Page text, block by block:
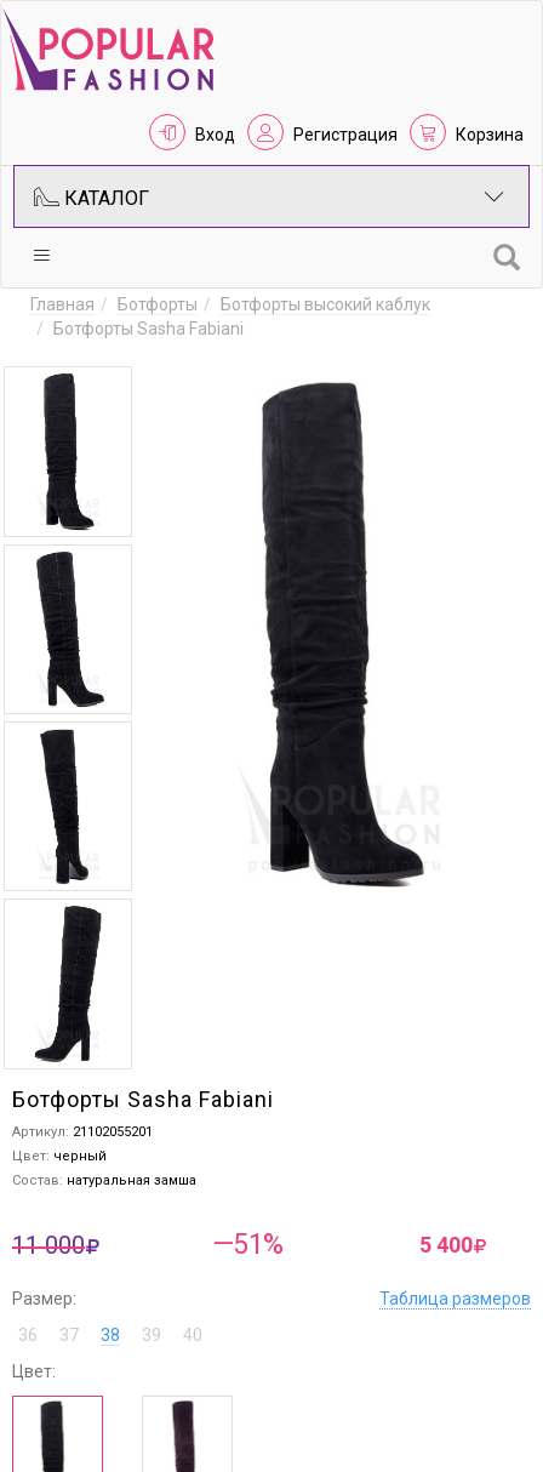
Вход Регистрация Корзина
КАТАЛОГ
Главная Ботфорты
Ботфорты высокий каблук
Ботфорты Sasha Fabiani
Ботфорты Sasha Fabiani
Артикул: 21102055201
Цвет: черный
Состав: натуральная замша
11 000 —51% 5 400
Размер:
Таблица размеров
36
37 38 39
40
Цвет: